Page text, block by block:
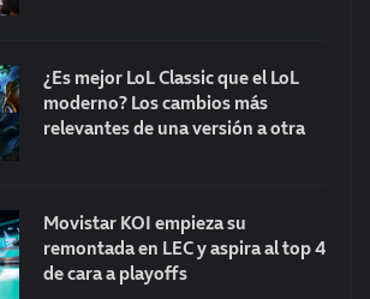
¿Es mejor LoL Classic que el LoL
moderno? Los cambios más
relevantes de una versión a otra
Movistar KOI empieza su
remontada en LEC y aspira al top 4
de cara a playoffs